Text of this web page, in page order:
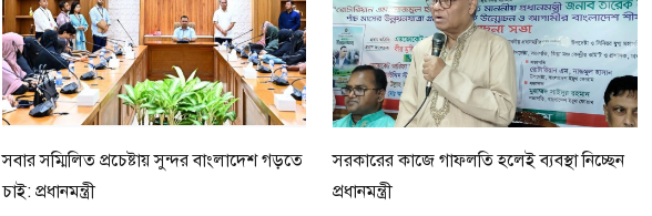
সবার সম্মিলিত প্রচেষ্টায় সুন্দর বাংলাদেশ গড়তে
চাই: প্রধানমন্ত্রী
সরকারের কাজে গাফলতি হলেই ব্যবস্থা নিচ্ছেন
প্রধানমন্ত্রী